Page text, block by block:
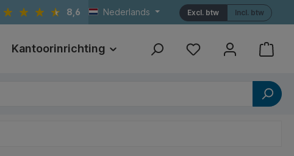
8,6 Nederlands Incl. btw
Excl. btw
Kantoorinrichting Print Referenties